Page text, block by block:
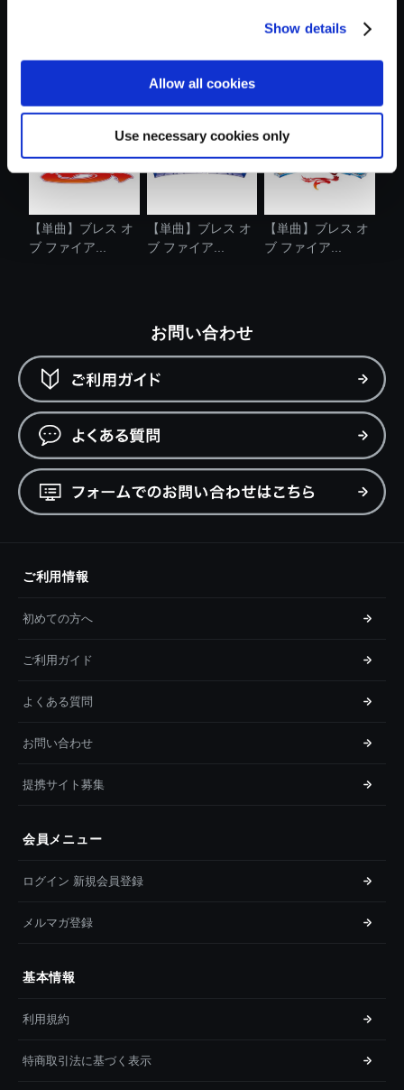
Show details
Allow all cookies
Use necessary cookies only
【単曲】ブレス オ
ブ ファイア...
【単曲】ブレス オ
ブ ファイア...
【単曲】ブレス オ
ブ ファイア...
お問い合わせ
ご利用情報
初めての方へ
ご利用ガイド
よくある質問
お問い合わせ
提携サイト募集
会員メニュー
ログイン 新規会員登録
メルマガ登録
基本情報
利用規約
特商取引法に基づく表示